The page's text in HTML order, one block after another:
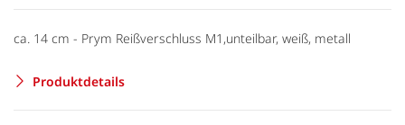
ca. 14 cm - Prym Reißverschluss M1,unteilbar, weiß, metall
Produktdetails